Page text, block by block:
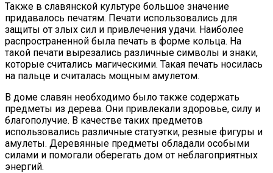
Также в славянской культуре большое значение
придавалось печатям. Печати использовались для
защиты от злых сил и привлечения удачи. Наиболее
распространенной была печать в форме кольца. На
такой печати вырезались различные символы и знаки,
которые считались магическими. Такая печать носилась
на пальце и считалась мощным амулетом.
В доме славян необходимо было также содержать
предметы из дерева. Они привлекали здоровье, силу и
благополучие. В качестве таких предметов
использовались различные статуэтки, резные фигуры и
амулеты. Деревянные предметы обладали особыми
силами и помогали оберегать дом от неблагоприятных
энергий.